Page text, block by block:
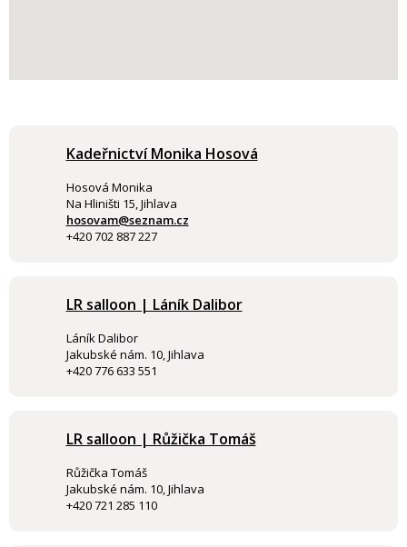
Kadeřnictví Monika Hosová
Hosová Monika
Na Hliništi 15, Jihlava
hosovam@seznam.cz
+420 702 887 227
LR salloon | Láník Dalibor
Láník Dalibor
Jakubské nám. 10, Jihlava
+420 776 633 551
LR salloon | Růžička Tomáš
Růžička Tomáš
Jakubské nám. 10, Jihlava
+420 721 285 110